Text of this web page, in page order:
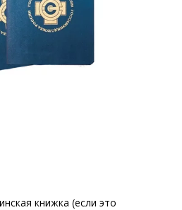
книжка (если это